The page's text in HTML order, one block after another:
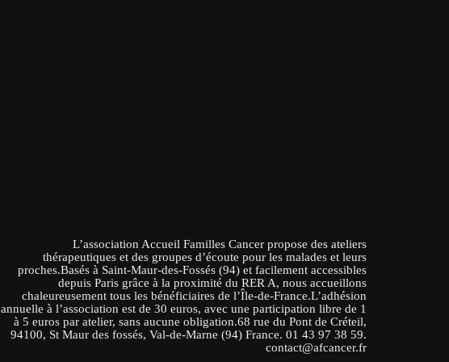
L’association Accueil Familles Cancer propose des ateliers
thérapeutiques et des groupes d’écoute pour les malades et leurs
proches.Basés à Saint-Maur-des-Fossés (94) et facilement accessibles
depuis Paris grâce à la proximité du RER A, nous accueillons
chaleureusement tous les bénéficiaires de l’Île-de-France.L’adhésion
annuelle à l’association est de 30 euros, avec une participation libre de 1
à 5 euros par atelier, sans aucune obligation.68 rue du Pont de Créteil,
94100, St Maur des fossés, Val-de-Marne (94) France. 01 43 97 38 59.
contact@afcancer.fr